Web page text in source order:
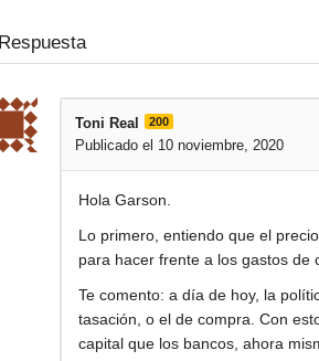
Respuesta
Toni Real 200
Publicado el 10 noviembre, 2020
Hola Garson.
Lo primero, entiendo que el
para hacer frente a los gastos de
Te comento: a día de hoy, la
tasación, o el de compra. Con
capital que los bancos, ahora